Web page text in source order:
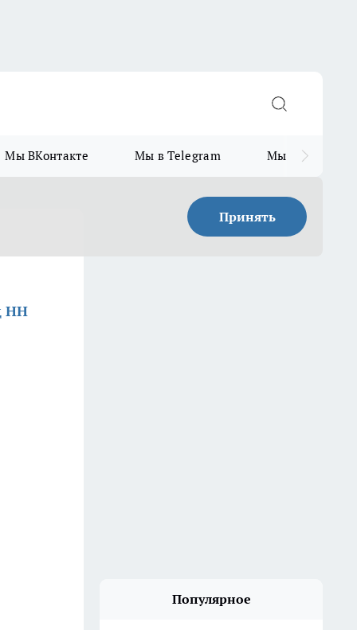
Мы ВКонтакте Мы в Telegram Мы в MAX
Принять
НН
Популярное